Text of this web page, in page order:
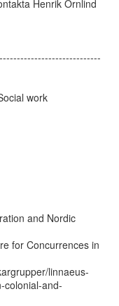
Henrik Örnlind
work
and Nordic
for Concurrences in
linnaeus-
colonial-and-